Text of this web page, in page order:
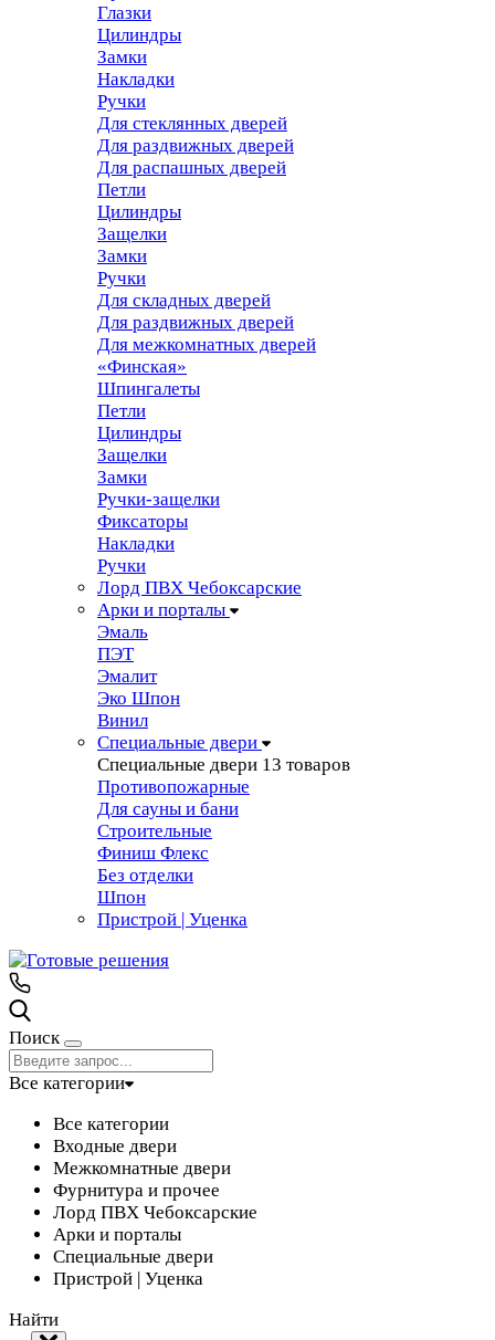
Глазки
Цилиндры
Замки
Накладки
Ручки
Для стеклянных дверей
Для раздвижных дверей
Для распашных дверей
Петли
Цилиндры
Защелки
Замки
Ручки
Для складных дверей
Для раздвижных дверей
Для межкомнатных дверей
«Финская»
Шпингалеты
Петли
Цилиндры
Защелки
Замки
Ручки-защелки
Фиксаторы
Накладки
Ручки
Лорд ПВХ Чебоксарские
Арки и порталы
Эмаль
ПЭТ
Эмалит
Эко Шпон
Винил
Специальные двери
Специальные двери 13 товаров
Противопожарные
Для сауны и бани
Строительные
Финиш Флекс
Без отделки
Шпон
Пристрой | Уценка
Поиск
Все категории
Все категории
Входные двери
Межкомнатные двери
Фурнитура и прочее
Лорд ПВХ Чебоксарские
Арки и порталы
Специальные двери
Пристрой | Уценка
Найти